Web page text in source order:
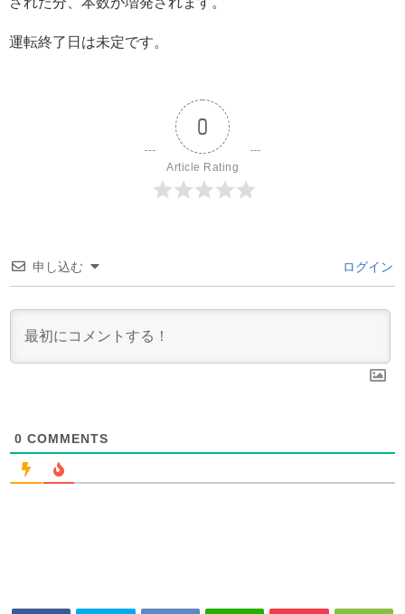
運転終了日は未定です。
0
Article Rating
申し込む ログイン
0 COMMENTS